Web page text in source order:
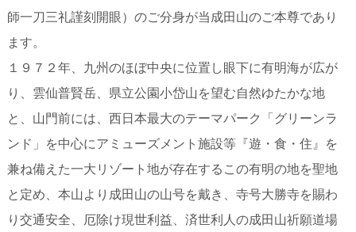
師一刀三礼謹刻開眼）のご分身が当成田山のご本尊であり
ます。
１９７２年、九州のほぼ中央に位置し眼下に有明海が広が
り、雲仙普賢岳、県立公園小岱山を望む自然ゆたかな地
と、山門前には、西日本最大のテーマパーク「グリーンラ
ンド」を中心にアミューズメント施設等『遊・食・住』を
兼ね備えた一大リゾート地が存在するこの有明の地を聖地
と定め、本山より成田山の山号を戴き、寺号大勝寺を賜わ
り交通安全、厄除け現世利益、済世利人の成田山祈願道場